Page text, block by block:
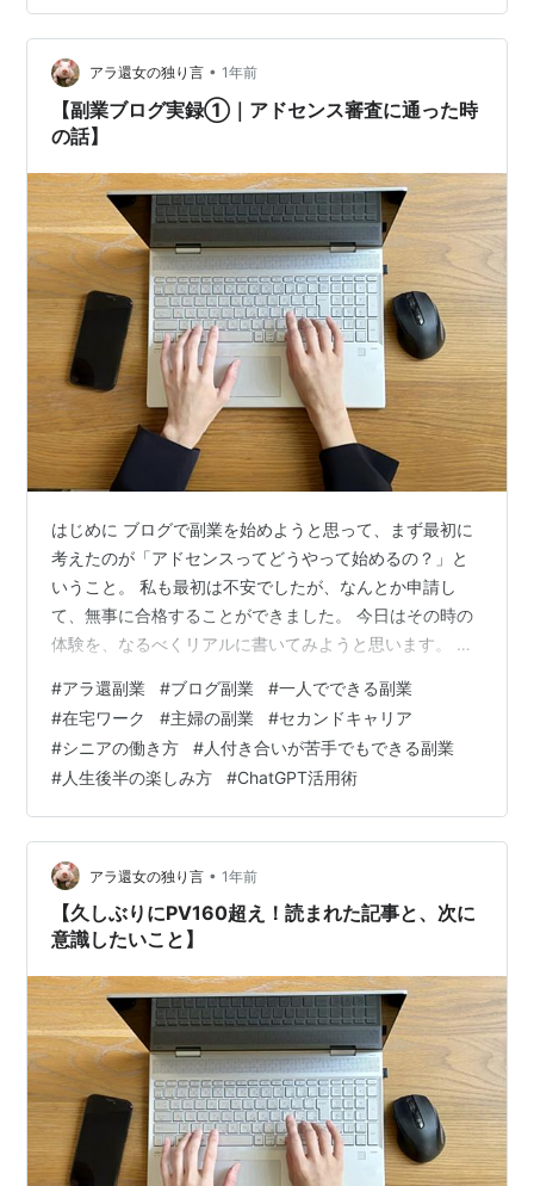
「見積もり収益：¥1」と表示された瞬間、思わずスクシ
ョを撮りました（笑）…
アラ還女の独り言 • 1年前
【副業ブログ実録①｜アドセンス審査に通った時
の話】
はじめに ブログで副業を始めようと思って、まず最初に
考えたのが「アドセンスってどうやって始めるの？」と
いうこと。 私も最初は不安でしたが、なんとか申請し
て、無事に合格することができました。 今日はその時の
体験を、なるべくリアルに書いてみようと思います。 申
記事数：8記事ほど 記事の長さ：1000〜1500文字 内
容：副業・ChatGPT・アラ還からの挑戦について デザイ
ン：シンプルな公式テーマを使用 事前にやった準備 プロ
フィールページを設置 プライバシーポリシーを固定ペー
ジで作成 お問い合わせフォーム（Googleフォーム）を設
置 アフィ…
#アラ還副業 #ブログ副業 #一人でできる副業
#在宅ワーク #主婦の副業 #セカンドキャリア
#シニアの働き方 #人付き合いが苦手でもできる副業
#人生後半の楽しみ方 #ChatGPT活用術
アラ還女の独り言 • 1年前
【久しぶりにPV160超え！読まれた記事と、次に
意識したいこと】